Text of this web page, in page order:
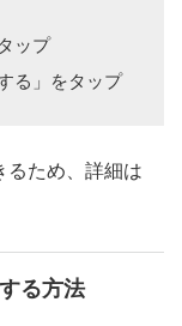
ップ
る」をタップ
るため、詳細は
る方法